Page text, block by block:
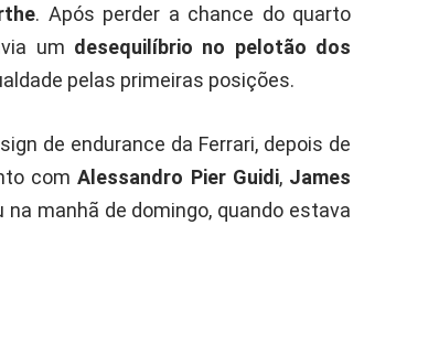
. Após perder a chance do quarto
um desequilíbrio no pelotão dos
pelas primeiras posições.
de endurance da Ferrari, depois de
comAlessandro Pier Guidi, James
na manhã de domingo, quando estava